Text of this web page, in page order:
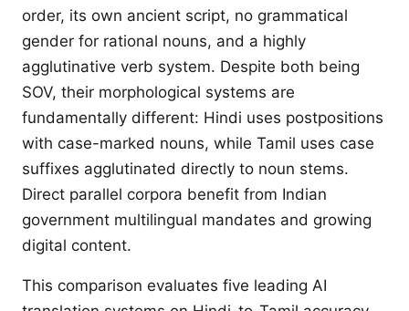
order, its own ancient script, no grammatical
gender for rational nouns, and a highly
agglutinative verb system. Despite both being
SOV, their morphological systems are
fundamentally different: Hindi uses postpositions
with case-marked nouns, while Tamil uses case
suffixes agglutinated directly to noun stems.
Direct parallel corpora benefit from Indian
government multilingual mandates and growing
digital content.
This comparison evaluates five leading AI